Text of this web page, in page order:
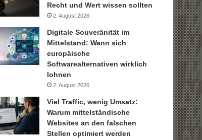
Recht und Wert wissen sollten
2. August 2026
Digitale Souveränität im
Mittelstand: Wann sich
europäische
Softwarealternativen wirklich
lohnen
2. August 2026
Viel Traffic, wenig Umsatz:
Warum mittelständische
Websites an den falschen
Stellen optimiert werden